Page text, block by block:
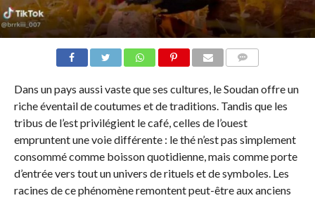
Dans un pays aussi vaste que ses cultures, le Soudan offre un
riche éventail de coutumes et de traditions. Tandis que les
tribus de l’est privilégient le café, celles de l’ouest
empruntent une voie différente : le thé n’est pas simplement
consommé comme boisson quotidienne, mais comme porte
d’entrée vers tout un univers de rituels et de symboles. Les
racines de ce phénomène remontent peut-être aux anciens